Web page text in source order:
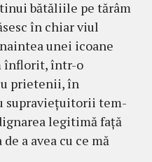
bătăliile pe tărâm
în chiar viul
unei icoane
înflorit, într-o
prie­tenii, în
supra­vieţuitorii tem­
legitimă faţă
a avea cu ce mă